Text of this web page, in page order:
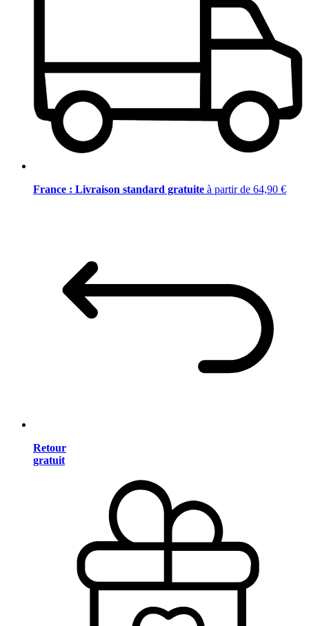
France : Livraison standard gratuite à partir de 64,90 €
Retour
gratuit